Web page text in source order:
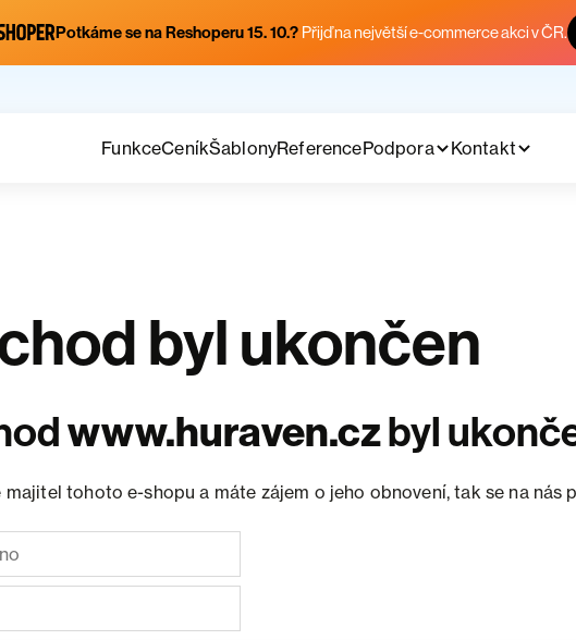
Potkáme se na Reshoperu 15. 10.? Přijď na největší e-commerce akci v ČR.
FunkceCeníkŠablonyReferencePodpora Kontakt
byl ukončen
www.huraven.czbyl
majitel tohoto e-shopu a máte zájem o jeho obnovení, tak se na nás